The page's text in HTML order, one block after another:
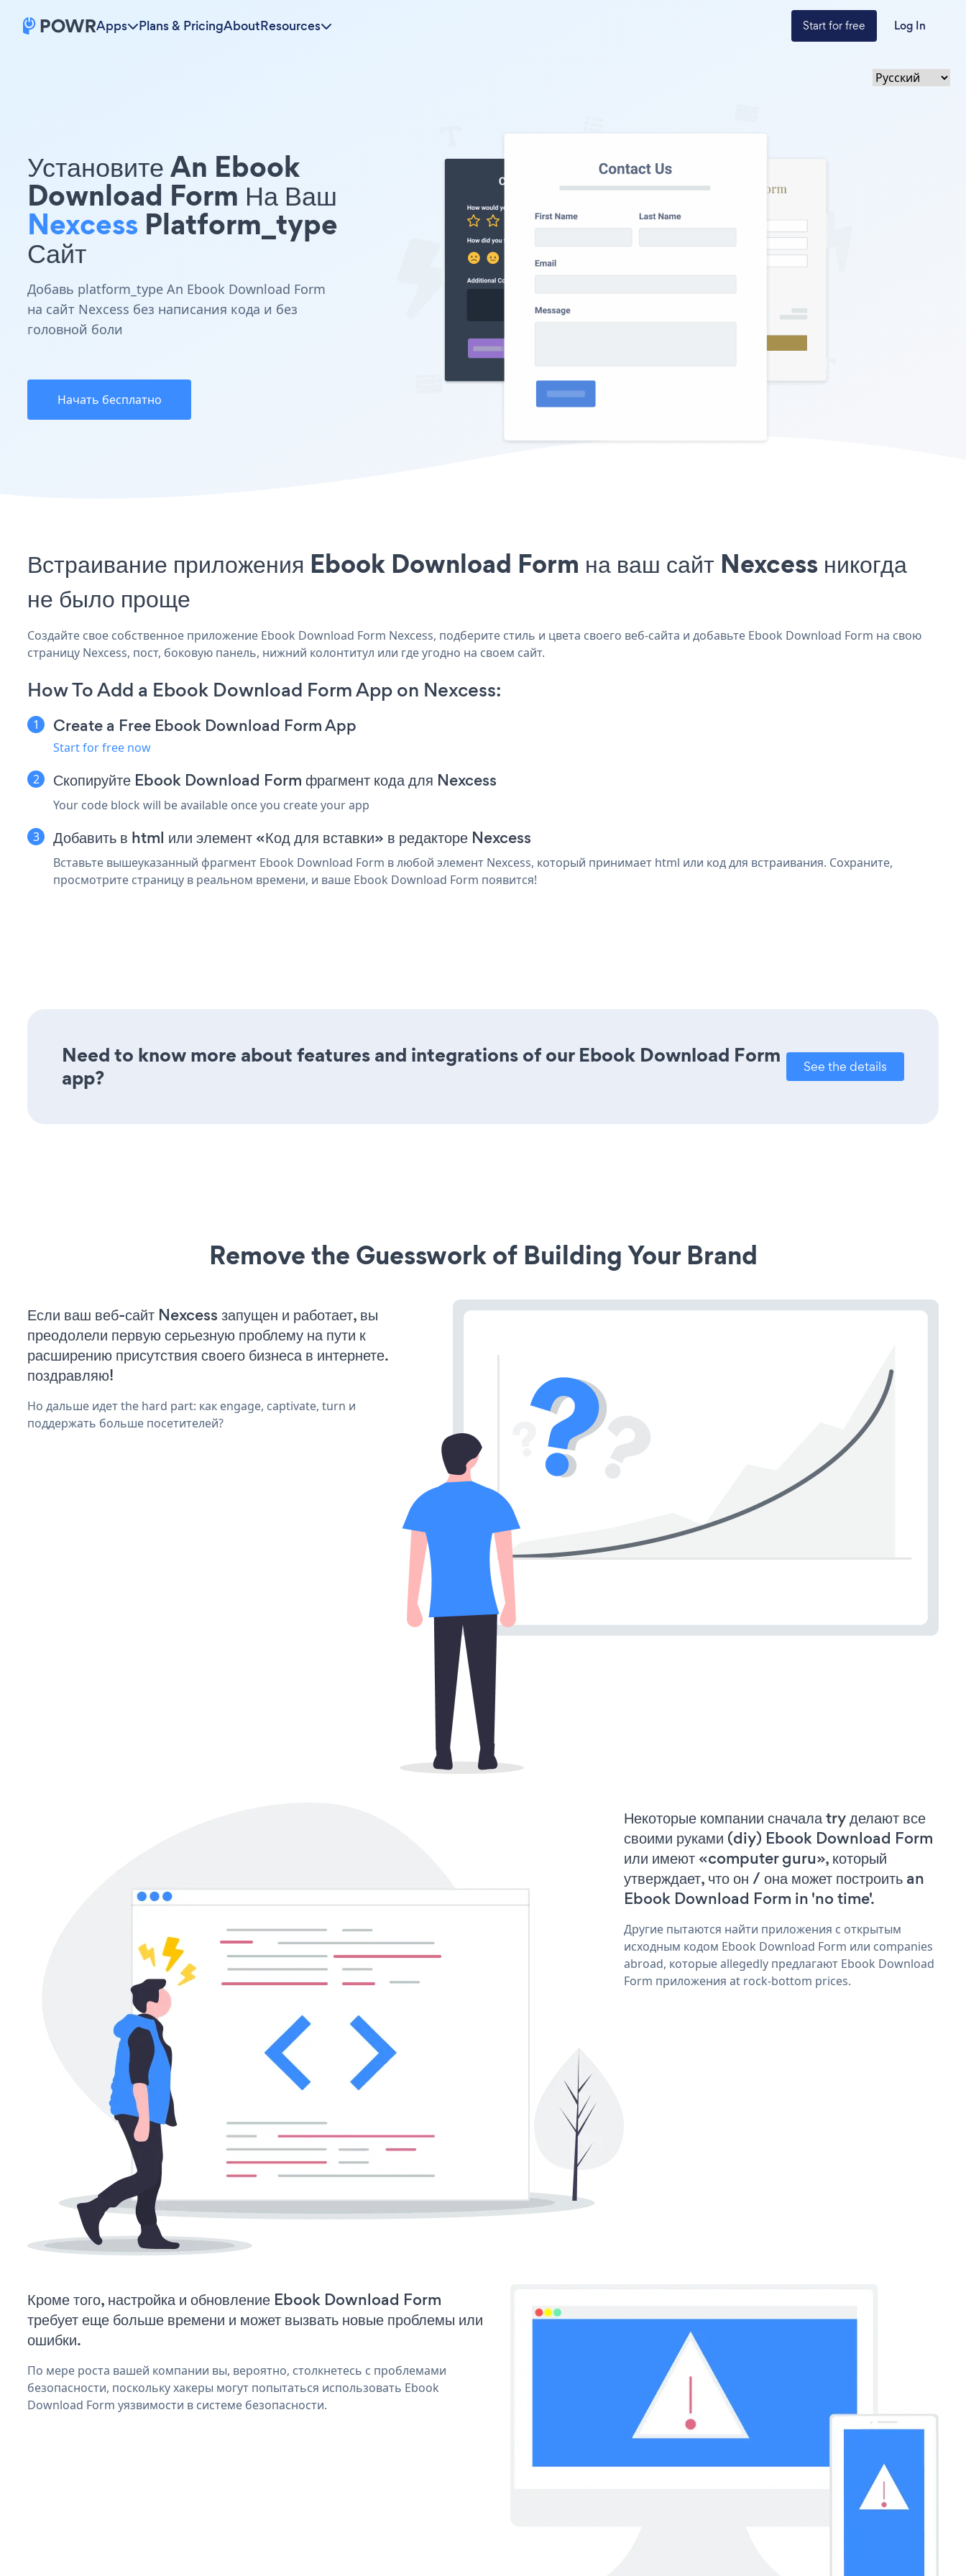
Apps Plans & PricingAboutResources Start for free Log In
Установите An Ebook
Download Form На Ваш
Nexcess Platform_type
Сайт
Добавь platform_type An Ebook Download Form
на сайт Nexcess без написания кода и без
головной боли
Начать бесплатно
Встраивание приложения Ebook Download Form на ваш сайт Nexcess никогда
не было проще
Создайте свое собственное приложение Ebook Download Form Nexcess, подберите стиль и цвета своего веб-сайта и добавьте Ebook Download Form на свою
страницу Nexcess, пост, боковую панель, нижний колонтитул или где угодно на своем сайт.
How To Add a Ebook Download Form App on Nexcess:
Create a Free Ebook Download Form App
Start for free now
Скопируйте Ebook Download Form фрагмент кода для Nexcess
Your code block will be available once you create your app
Добавить в html или элемент «Код для вставки» в редакторе Nexcess
Вставьте вышеуказанный фрагмент Ebook Download Form в любой элемент Nexcess, который принимает html или код для встраивания. Сохраните,
просмотрите страницу в реальном времени, и ваше Ebook Download Form появится!
Need to know more about features and integrations of our Ebook Download Form
app?
See the details
Remove the Guesswork of Building Your Brand
Если ваш веб-сайт Nexcess запущен и работает, вы
преодолели первую серьезную проблему на пути к
расширению присутствия своего бизнеса в интернете.
поздравляю!
Но дальше идет the hard part: как engage, captivate, turn и
поддержать больше посетителей?
Некоторые компании сначала try делают все
своими руками (diy) Ebook Download Form
или имеют «computer guru», который
утверждает, что он / она может построить an
Ebook Download Form in 'no time'.
Другие пытаются найти приложения с открытым
исходным кодом Ebook Download Form или companies
abroad, которые allegedly предлагают Ebook Download
Form приложения at rock-bottom prices.
Кроме того, настройка и обновление Ebook Download Form
требует еще больше времени и может вызвать новые проблемы или
ошибки.
По мере роста вашей компании вы, вероятно, столкнетесь с проблемами
безопасности, поскольку хакеры могут попытаться использовать Ebook
Download Form уязвимости в системе безопасности.